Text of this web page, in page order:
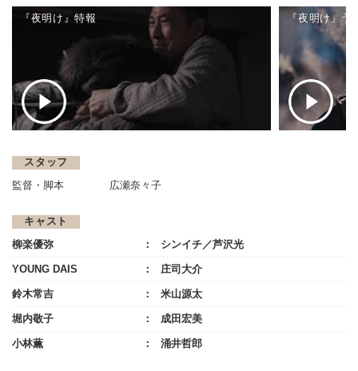
『夜明け』特報 『夜明け』予
スタッフ
監督・脚本 広瀬奈々子
キャスト
柳楽優弥 シンイチ／芦沢光
YOUNG DAIS 庄司大介
鈴木常吉 米山源太
堀内敬子 成田宏美
小林薫 涌井哲郎